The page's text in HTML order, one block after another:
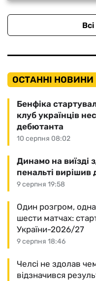
ОСТАННІ НОВИНИ
10 серпня 08:02
Бенфіка
клуб українців
дебютанта
9 серпня 19:58
Динамо на виїзді
пенальті
9 серпня 18:46
Один розгром,
шести матчах:
України-2026/27
Челсі не здолав
відзначився